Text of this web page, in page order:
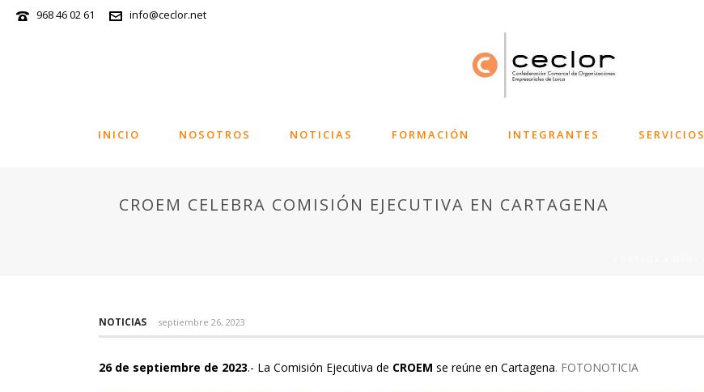
968 46 02 61 info@ceclor.net
INICIO NOSOTROS NOTICIAS FORMACIÓN INTEGRANTES SERVICIOS
CROEM CELEBRA COMISIÓN EJECUTIVA EN CARTAGENA
NOTICIAS septiembre 26, 2023
26 de septiembre de 2023.- La Comisión Ejecutiva de CROEM se reúne en Cartagena. FOTONOTICIA